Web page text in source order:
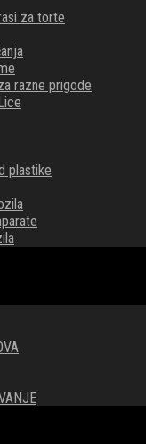
za torte
razne prigode
plastike